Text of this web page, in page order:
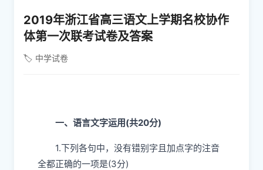
2019年浙江省高三语文上学期名校协作
体第一次联考试卷及答案
🏷️ 中学试卷
一、语言文字运用(共20分)
1.下列各句中，没有错别字且加点字的注音
全都正确的一项是(3分)